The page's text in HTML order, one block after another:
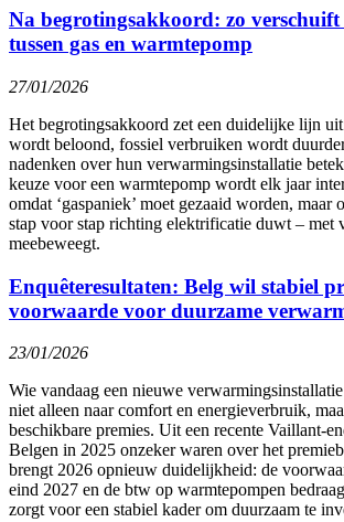
Na begrotingsakkoord: zo verschuift
tussen gas en warmtepomp
27/01/2026
Het begrotingsakkoord zet een duidelijke lijn
wordt beloond, fossiel verbruiken wordt
nadenken over hun verwarmingsinstallatie
keuze voor een warmtepomp wordt elk jaar
omdat ‘gaspaniek’ moet gezaaid worden, maar
stap voor stap richting elektrificatie duwt – met
meebeweegt.
Enquêteresultaten: Belg wil stabiel
voorwaarde voor duurzame
23/01/2026
Wie vandaag een nieuwe
niet alleen naar comfort en energieverbruik,
beschikbare premies. Uit een recente Vaillant-
Belgen in 2025 onzeker waren over het
brengt 2026 opnieuw duidelijkheid: de
eind 2027 en de btw op warmtepompen
zorgt voor een stabiel kader om duurzaam te